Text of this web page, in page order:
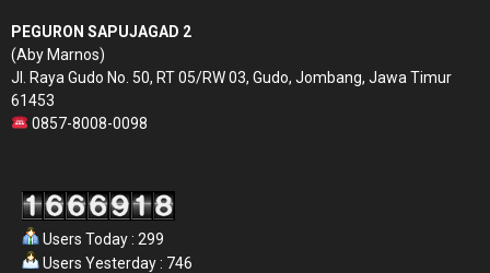
PEGURON SAPUJAGAD 2
(Aby Marnos)
Jl. Raya Gudo No. 50, RT 05/RW 03, Gudo, Jombang, Jawa Timur
61453
0857-8008-0098
Users Today : 299
Users Yesterday : 746